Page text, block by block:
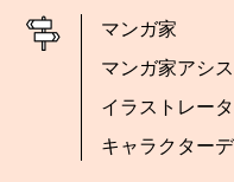
マンガ家
マンガ家アシ
イラストレー
キャラクター